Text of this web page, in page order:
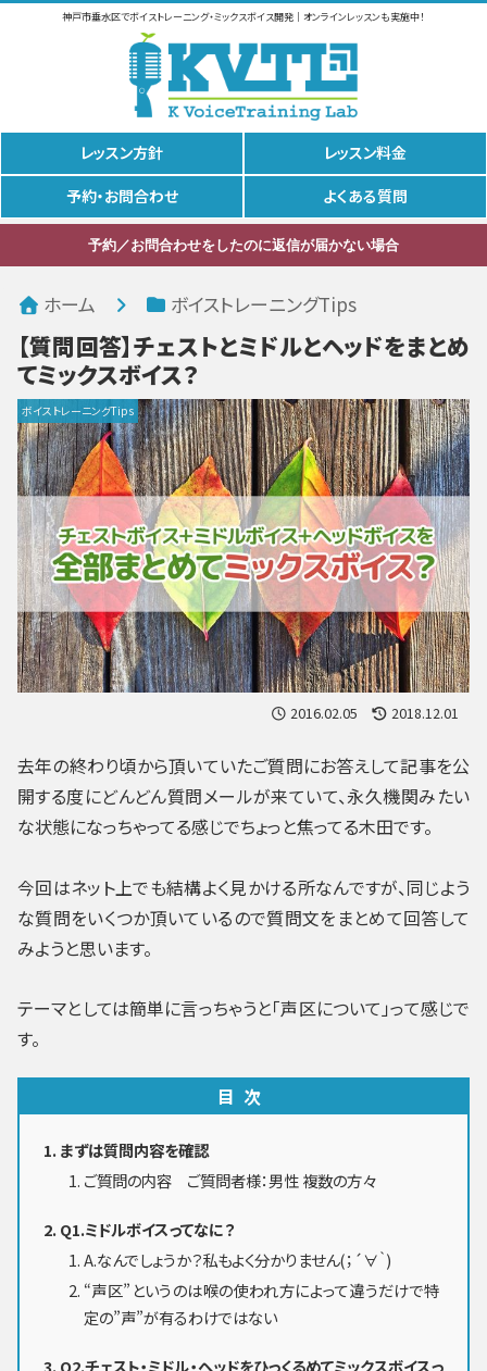
神戸市垂水区でボイストレーニング・ミックスボイス開発｜オンラインレッスンも実施中！
レッスン方針
レッスン料金
予約・お問合わせ
よくある質問
予約／お問合わせをしたのに返信が届かない場合
ホーム ボイストレーニングTips
【質問回答】チェストとミドルとヘッドをまとめ
てミックスボイス？
ボイストレーニングTips
2016.02.05 2018.12.01
去年の終わり頃から頂いていたご質問にお答えして記事を公
開する度にどんどん質問メールが来ていて、永久機関みたい
な状態になっちゃってる感じでちょっと焦ってる木田です。
今回はネット上でも結構よく見かける所なんですが、同じよう
な質問をいくつか頂いているので質問文をまとめて回答して
みようと思います。
テーマとしては簡単に言っちゃうと「声区について」って感じで
す。
目次
まずは質問内容を確認
ご質問の内容 ご質問者様：男性 複数の方々
Q1.ミドルボイスってなに？
A.なんでしょうか？私もよく分かりません(；´∀｀)
“声区”というのは喉の使われ方によって違うだけで特
定の”声”が有るわけではない
Q2.チェスト・ミドル・ヘッドをひっくるめてミックスボイスっ